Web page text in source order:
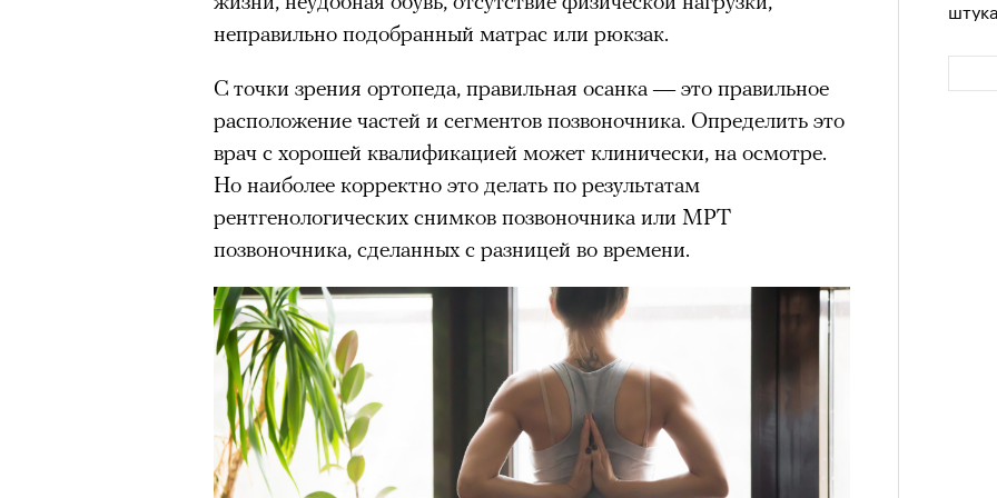
неправильно подобранный матрас или рюкзак.
С точки зрения ортопеда, правильная осанка — это правильное
расположение частей и сегментов позвоночника. Определить это
врач с хорошей квалификацией может клинически, на осмотре.
Но наиболее корректно это делать по результатам
рентгенологических снимков позвоночника или МРТ
позвоночника, сделанных с разницей во времени.